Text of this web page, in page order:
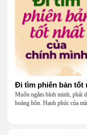
Muốn ngắm bình minh, phải
hoàng hôn. Hạnh phúc của